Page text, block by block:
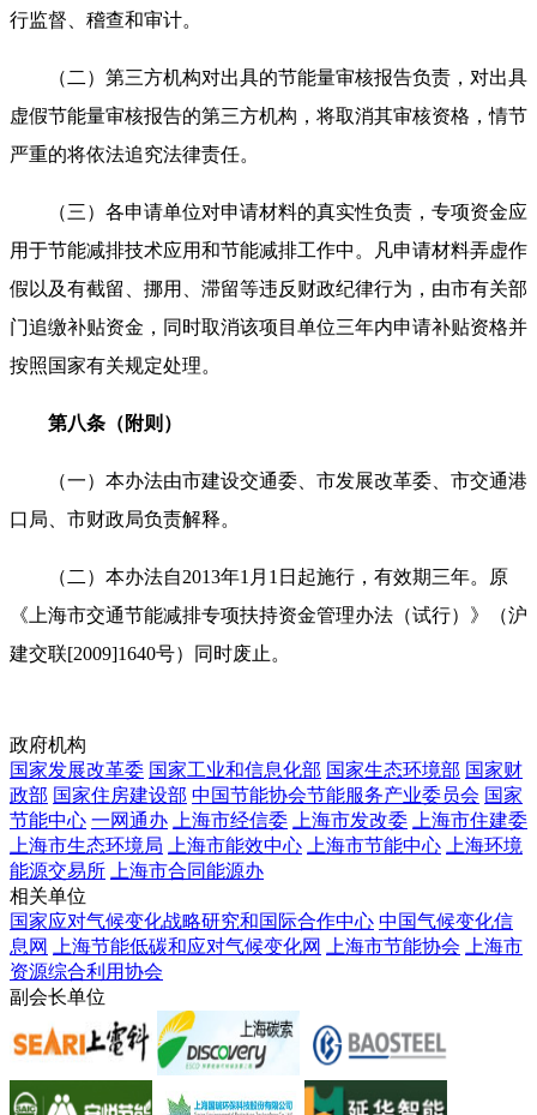
行监督、稽查和审计。
（二）第三方机构对出具的节能量审核报告负责，对出具
虚假节能量审核报告的第三方机构，将取消其审核资格，情节
严重的将依法追究法律责任。
（三）各申请单位对申请材料的真实性负责，专项资金应
用于节能减排技术应用和节能减排工作中。凡申请材料弄虚作
假以及有截留、挪用、滞留等违反财政纪律行为，由市有关部
门追缴补贴资金，同时取消该项目单位三年内申请补贴资格并
按照国家有关规定处理。
第八条（附则）
（一）本办法由市建设交通委、市发展改革委、市交通港
口局、市财政局负责解释。
（二）本办法自2013年1月1日起施行，有效期三年。原
《上海市交通节能减排专项扶持资金管理办法（试行）》（沪
建交联[2009]1640号）同时废止。
政府机构
国家发展改革委 国家工业和信息化部 国家生态环境部 国家财
政部 国家住房建设部 中国节能协会节能服务产业委员会 国家
节能中心 一网通办 上海市经信委 上海市发改委
上海市住建委
上海市生态环境局
上海市能效中心 上海市节能中心
上海环境
能源交易所
上海市合同能源办
相关单位
国家应对气候变化战略研究和国际合作中心 中国气候变化信
息网
上海节能低碳和应对气候变化网 上海市节能协会
上海市
资源综合利用协会
副会长单位